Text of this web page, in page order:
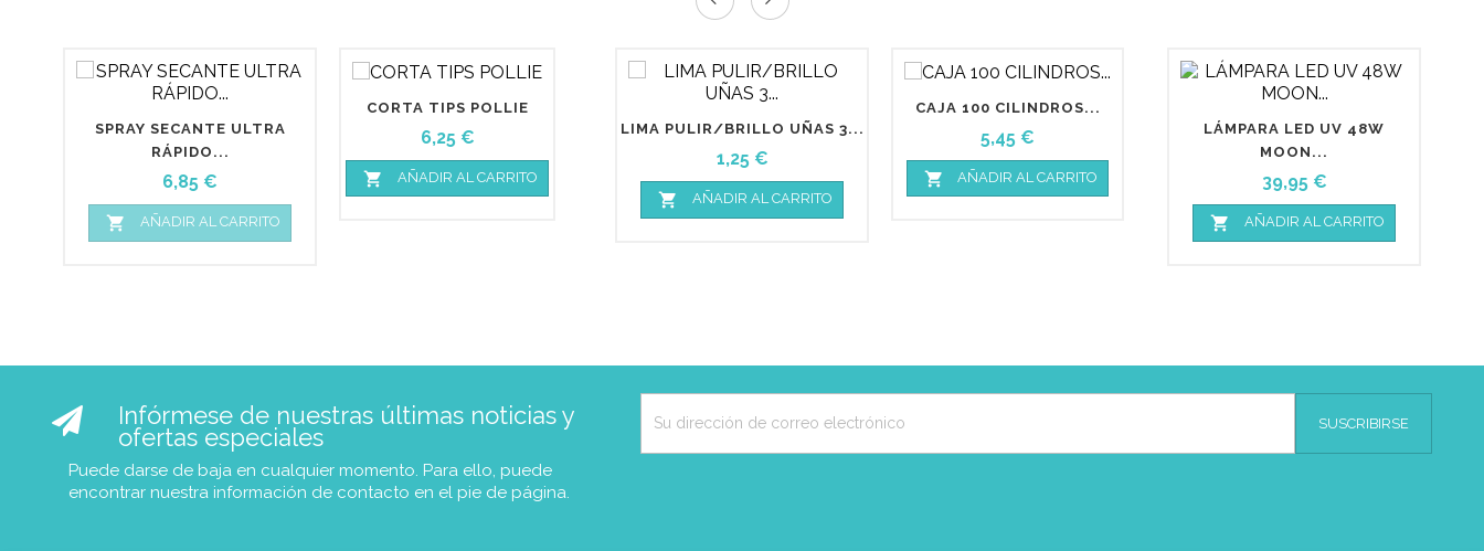
SPRAY SECANTE ULTRA
RÁPIDO...
Precio
6,85 €
 AÑADIR AL CARRITO
CORTA TIPS POLLIE
Precio
6,25 €
 AÑADIR AL CARRITO
LIMA PULIR/BRILLO UÑAS 3...
Precio
1,25 €
 AÑADIR AL CARRITO
CAJA 100 CILINDROS...
Precio
5,45 €
 AÑADIR AL CARRITO
LÁMPARA LED UV 48W
MOON...
Precio
39,95 €
 AÑADIR AL CARRITO
Infórmese de nuestras últimas noticias y
ofertas especiales
Puede darse de baja en cualquier momento. Para ello, puede
encontrar nuestra información de contacto en el pie de página.